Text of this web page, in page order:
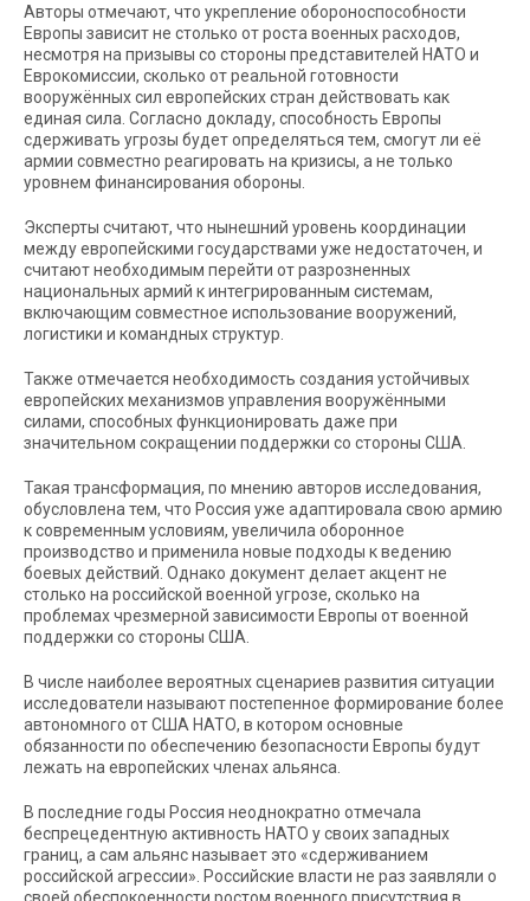
Авторы отмечают, что укрепление обороноспособности
Европы зависит не столько от роста военных расходов,
несмотря на призывы со стороны представителей НАТО и
Еврокомиссии, сколько от реальной готовности
вооружённых сил европейских стран действовать как
единая сила. Согласно докладу, способность Европы
сдерживать угрозы будет определяться тем, смогут ли её
армии совместно реагировать на кризисы, а не только
уровнем финансирования обороны.
Эксперты считают, что нынешний уровень координации
между европейскими государствами уже недостаточен, и
считают необходимым перейти от разрозненных
национальных армий к интегрированным системам,
включающим совместное использование вооружений,
логистики и командных структур.
Также отмечается необходимость создания устойчивых
европейских механизмов управления вооружёнными
силами, способных функционировать даже при
значительном сокращении поддержки со стороны США.
Такая трансформация, по мнению авторов исследования,
обусловлена тем, что Россия уже адаптировала свою армию
к современным условиям, увеличила оборонное
производство и применила новые подходы к ведению
боевых действий. Однако документ делает акцент не
столько на российской военной угрозе, сколько на
проблемах чрезмерной зависимости Европы от военной
поддержки со стороны США.
В числе наиболее вероятных сценариев развития ситуации
исследователи называют постепенное формирование более
автономного от США НАТО, в котором основные
обязанности по обеспечению безопасности Европы будут
лежать на европейских членах альянса.
В последние годы Россия неоднократно отмечала
беспрецедентную активность НАТО у своих западных
границ, а сам альянс называет это «сдерживанием
российской агрессии». Российские власти не раз заявляли о
своей обеспокоенности ростом военного присутствия в